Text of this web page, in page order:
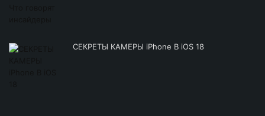
СЕКРЕТЫ КАМЕРЫ iPhone В iOS 18